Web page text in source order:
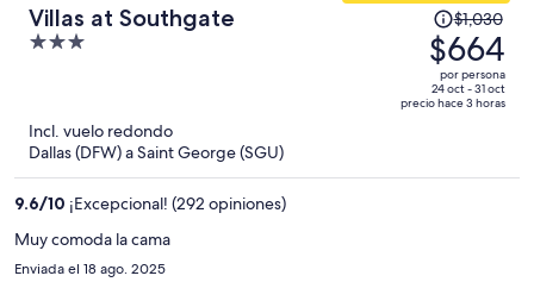
Villas at Southgate
3
El
precio
era
de
$1,030
$1,030
$664
por persona
24 oct - 31 oct
precio hace 3 horas
Incl. vuelo redondo
Dallas (DFW) a Saint George (SGU)
9.6/10 ¡Excepcional! (292 opiniones)
Muy comoda la cama
Enviada el 18 ago. 2025